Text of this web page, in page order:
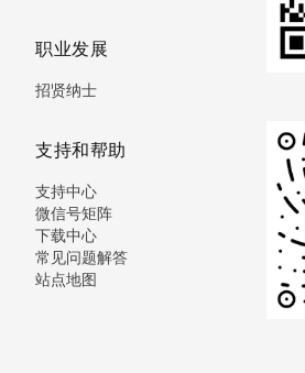
职业发展
招贤纳士
支持和帮助
支持中心
微信号矩阵
下载中心
常见问题解答
站点地图